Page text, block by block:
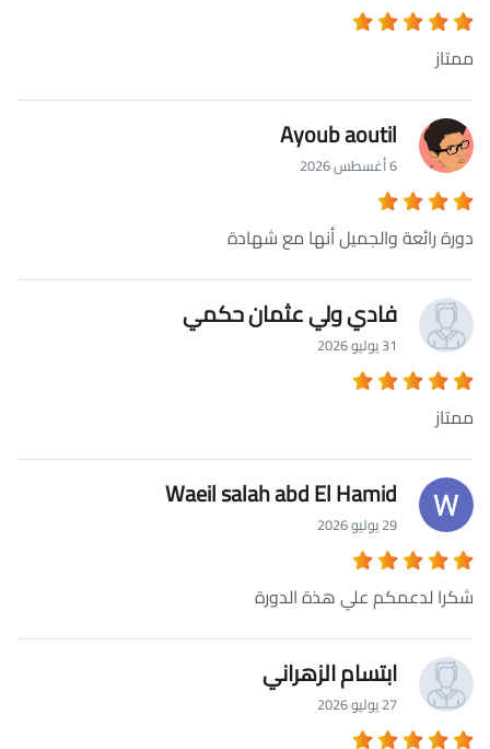
ممتاز
Ayoub aoutil
6 أغسطس 2026
دورة رائعة والجميل أنها مع شهادة
فادي ولي عثمان حكمي
31 يوليو 2026
ممتاز
Waeil salah abd El Hamid
29 يوليو 2026
شكرا لدعمكم علي هذة الدورة
ابتسام الزهراني
27 يوليو 2026